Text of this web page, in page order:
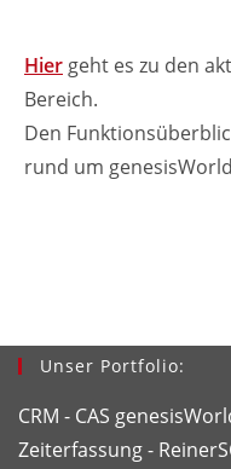
Hier geht es zu den
Bereich.
Den
rund um
Unser Portfolio:
CRM - CAS
Zeiterfassung -